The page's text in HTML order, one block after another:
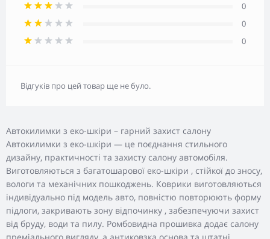
Автокилимки з еко-шкіри – гарний захист салону
Автокилимки з еко-шкіри — це поєднання стильного
дизайну, практичності та захисту салону автомобіля.
Виготовляються з багатошарової еко-шкіри , стійкої до зносу,
вологи та механічних пошкоджень. Коврики виготовляються
індивідуально під модель авто, повністю повторюють форму
підлоги, закривають зону відпочинку , забезпечуючи захист
від бруду, води та пилу. Ромбовидна прошивка додає салону
0
0
0
Відгуків про цей товар ще не було.